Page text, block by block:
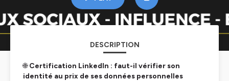
DESCRIPTION
🌐Certification LinkedIn : faut-il vérifier son
identité au prix de ses données personnelles